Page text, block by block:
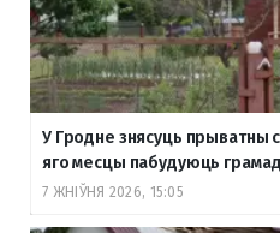
У Гродне знясуць прыватны
яго месцы пабудуюць
7 ЖНІЎНЯ 2026, 15:05